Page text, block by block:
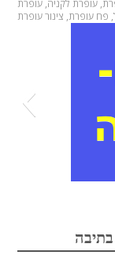
, עופרת לקניה, עופרת
, פח עופרת, צינור עופרת